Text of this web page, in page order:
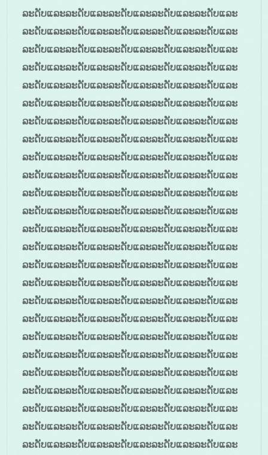
ລະດັບແລະລະດັບແລະລະດັບແລະລະດັບແລະລະດັບແລະ
ລະດັບແລະລະດັບແລະລະດັບແລະລະດັບແລະລະດັບແລະ
ລະດັບແລະລະດັບແລະລະດັບແລະລະດັບແລະລະດັບແລະ
ລະດັບແລະລະດັບແລະລະດັບແລະລະດັບແລະລະດັບແລະ
ລະດັບແລະລະດັບແລະລະດັບແລະລະດັບແລະລະດັບແລະ
ລະດັບແລະລະດັບແລະລະດັບແລະລະດັບແລະລະດັບແລະ
ລະດັບແລະລະດັບແລະລະດັບແລະລະດັບແລະລະດັບແລະ
ລະດັບແລະລະດັບແລະລະດັບແລະລະດັບແລະລະດັບແລະ
ລະດັບແລະລະດັບແລະລະດັບແລະລະດັບແລະລະດັບແລະ
ລະດັບແລະລະດັບແລະລະດັບແລະລະດັບແລະລະດັບແລະ
ລະດັບແລະລະດັບແລະລະດັບແລະລະດັບແລະລະດັບແລະ
ລະດັບແລະລະດັບແລະລະດັບແລະລະດັບແລະລະດັບແລະ
ລະດັບແລະລະດັບແລະລະດັບແລະລະດັບແລະລະດັບແລະ
ລະດັບແລະລະດັບແລະລະດັບແລະລະດັບແລະລະດັບແລະ
ລະດັບແລະລະດັບແລະລະດັບແລະລະດັບແລະລະດັບແລະ
ລະດັບແລະລະດັບແລະລະດັບແລະລະດັບແລະລະດັບແລະ
ລະດັບແລະລະດັບແລະລະດັບແລະລະດັບແລະລະດັບແລະ
ລະດັບແລະລະດັບແລະລະດັບແລະລະດັບແລະລະດັບແລະ
ລະດັບແລະລະດັບແລະລະດັບແລະລະດັບແລະລະດັບແລະ
ລະດັບແລະລະດັບແລະລະດັບແລະລະດັບແລະລະດັບແລະ
ລະດັບແລະລະດັບແລະລະດັບແລະລະດັບແລະລະດັບແລະ
ລະດັບແລະລະດັບແລະລະດັບແລະລະດັບແລະລະດັບແລະ
ລະດັບແລະລະດັບແລະລະດັບແລະລະດັບແລະລະດັບແລະ
ລະດັບແລະລະດັບແລະລະດັບແລະລະດັບແລະລະດັບແລະ
ລະດັບແລະລະດັບແລະລະດັບແລະລະດັບແລະລະດັບແລະ